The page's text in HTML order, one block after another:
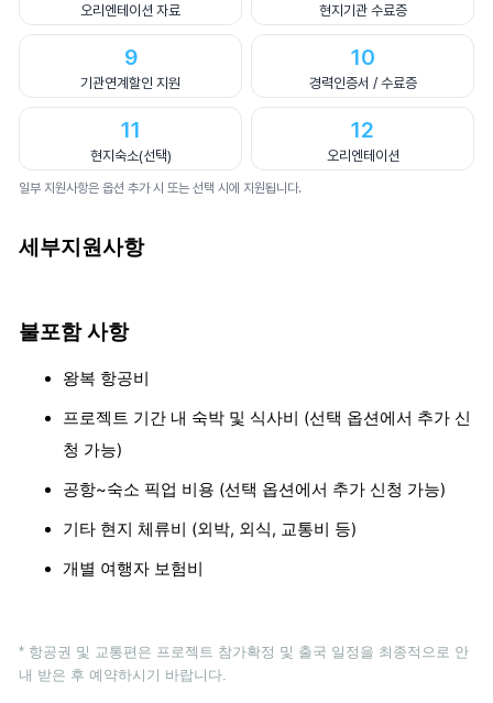
오리엔테이션 자료 현지기관 수료증
9
기관연계할인 지원
10
경력인증서 / 수료증
11
현지숙소(선택)
12
오리엔테이션
일부 지원사항은 옵션 추가 시 또는 선택 시에 지원됩니다.
세부지원사항
불포함 사항
왕복 항공비
프로젝트 기간 내 숙박 및 식사비 (선택 옵션에서 추가 신
청 가능)
공항~숙소 픽업 비용 (선택 옵션에서 추가 신청 가능)
기타 현지 체류비 (외박, 외식, 교통비 등)
개별 여행자 보험비
* 항공권 및 교통편은 프로젝트 참가확정 및 출국 일정을 최종적으로 안
내 받은 후 예약하시기 바랍니다.